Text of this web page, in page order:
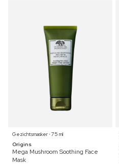
Gezichtsmasker ⋅ 75 ml
Origins
Mega Mushroom Soothing Face
Mask